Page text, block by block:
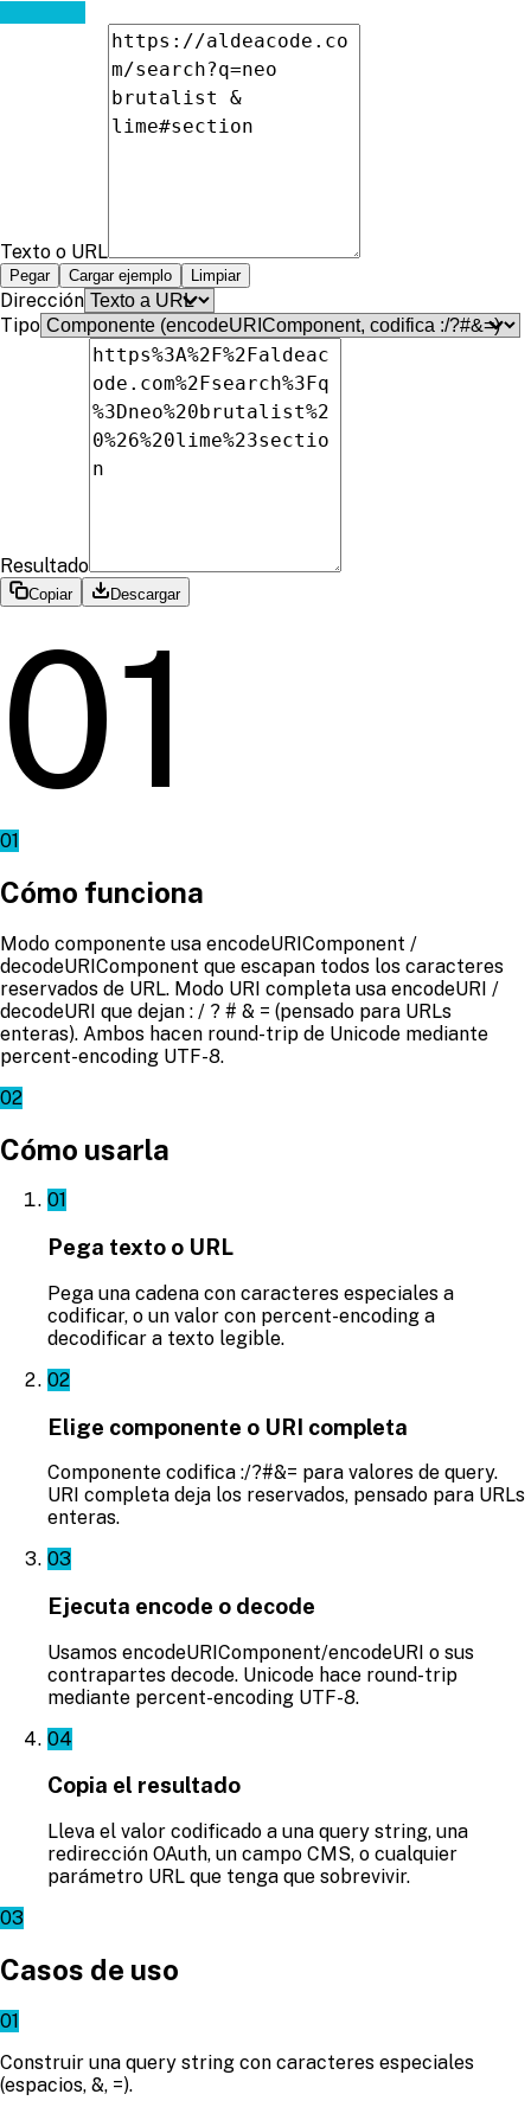
Texto o URL
Pegar Cargar ejemplo Limpiar
Dirección
Tipo
Resultado
Copiar Descargar
01
01
Cómo funciona
Modo componente usa encodeURIComponent /
decodeURIComponent que escapan todos los caracteres
reservados de URL. Modo URI completa usa encodeURI /
decodeURI que dejan : / ? # & = (pensado para URLs
enteras). Ambos hacen round-trip de Unicode mediante
percent-encoding UTF-8.
02
Cómo usarla
01
Pega texto o URL
Pega una cadena con caracteres especiales a
codificar, o un valor con percent-encoding a
decodificar a texto legible.
02
Elige componente o URI completa
Componente codifica :/?#&= para valores de query.
URI completa deja los reservados, pensado para URLs
enteras.
03
Ejecuta encode o decode
Usamos encodeURIComponent/encodeURI o sus
contrapartes decode. Unicode hace round-trip
mediante percent-encoding UTF-8.
04
Copia el resultado
Lleva el valor codificado a una query string, una
redirección OAuth, un campo CMS, o cualquier
parámetro URL que tenga que sobrevivir.
03
Casos de uso
01
Construir una query string con caracteres especiales
(espacios, &, =).